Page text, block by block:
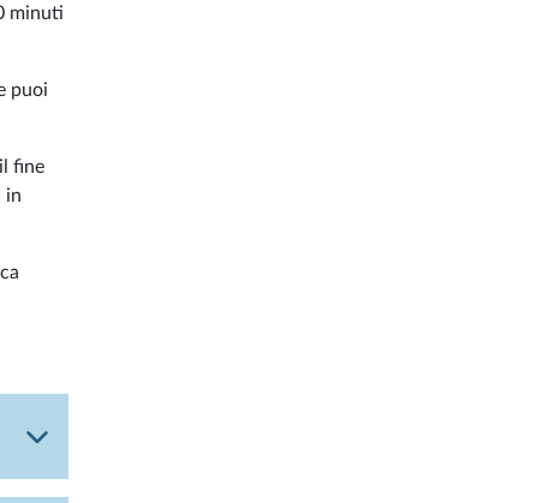
minuti
puoi
fine
in